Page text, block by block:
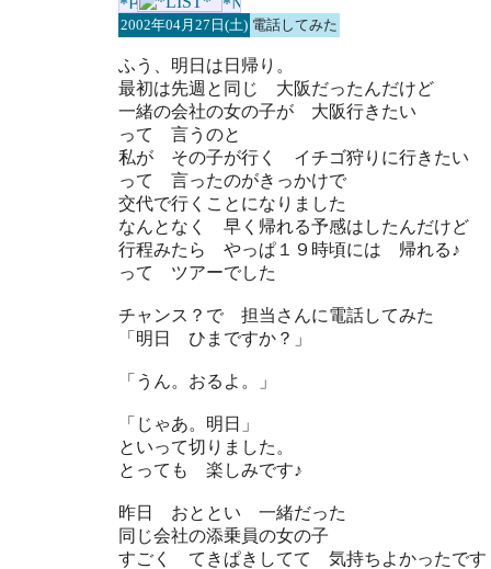
2002年04月27日(土) 電話してみた
ふう、明日は日帰り。
最初は先週と同じ 大阪だったんだけど
一緒の会社の女の子が 大阪行きたい
って 言うのと
私が その子が行く イチゴ狩りに行きたい
って 言ったのがきっかけで
交代で行くことになりました
なんとなく 早く帰れる予感はしたんだけど
行程みたら やっぱ１９時頃には 帰れる♪
って ツアーでした
チャンス？で 担当さんに電話してみた
「明日 ひまですか？」
「うん。おるよ。」
「じゃあ。明日」
といって切りました。
とっても 楽しみです♪
昨日 おととい 一緒だった
同じ会社の添乗員の女の子
すごく てきぱきしてて 気持ちよかったです